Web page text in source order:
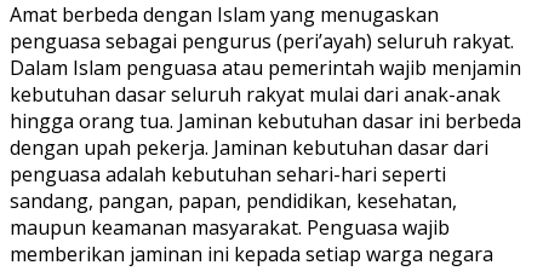
Amat berbeda dengan Islam yang menugaskan
penguasa sebagai pengurus (peri’ayah) seluruh rakyat.
Dalam Islam penguasa atau pemerintah wajib menjamin
kebutuhan dasar seluruh rakyat mulai dari anak-anak
hingga orang tua. Jaminan kebutuhan dasar ini berbeda
dengan upah pekerja. Jaminan kebutuhan dasar dari
penguasa adalah kebutuhan sehari-hari seperti
sandang, pangan, papan, pendidikan, kesehatan,
maupun keamanan masyarakat. Penguasa wajib
memberikan jaminan ini kepada setiap warga negara